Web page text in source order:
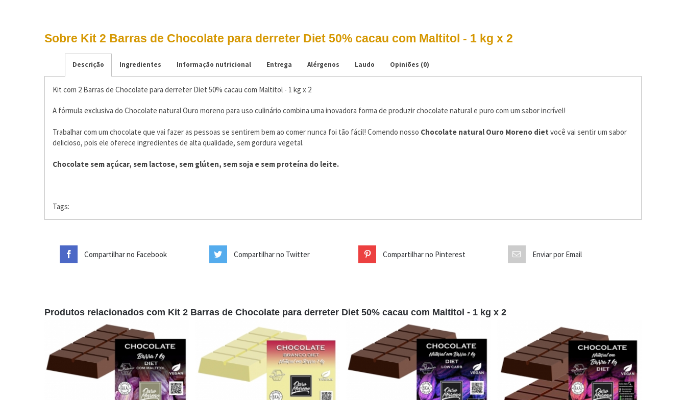
Sobre Kit 2 Barras de Chocolate para derreter Diet 50% cacau com Maltitol - 1 kg x 2
Descrição Ingredientes Informação nutricional Entrega Alérgenos Laudo Opiniões (0)
Kit com 2 Barras de Chocolate para derreter Diet 50% cacau com Maltitol - 1 kg x 2
A fórmula exclusiva do Chocolate natural Ouro moreno para uso culinário combina uma inovadora forma de produzir chocolate natural e puro com um sabor incrível!
Trabalhar com um chocolate que vai fazer as pessoas se sentirem bem ao comer nunca foi tão fácil! Comendo nosso Chocolate natural Ouro Moreno diet você vai sentir um sabor
delicioso, pois ele oferece ingredientes de alta qualidade, sem gordura vegetal.
Chocolate sem açúcar, sem lactose, sem glúten, sem soja e sem proteína do leite.
Tags:
Compartilhar no Facebook Compartilhar no Twitter Compartilhar no Pinterest Enviar por Email
Produtos relacionados com Kit 2 Barras de Chocolate para derreter Diet 50% cacau com Maltitol - 1 kg x 2